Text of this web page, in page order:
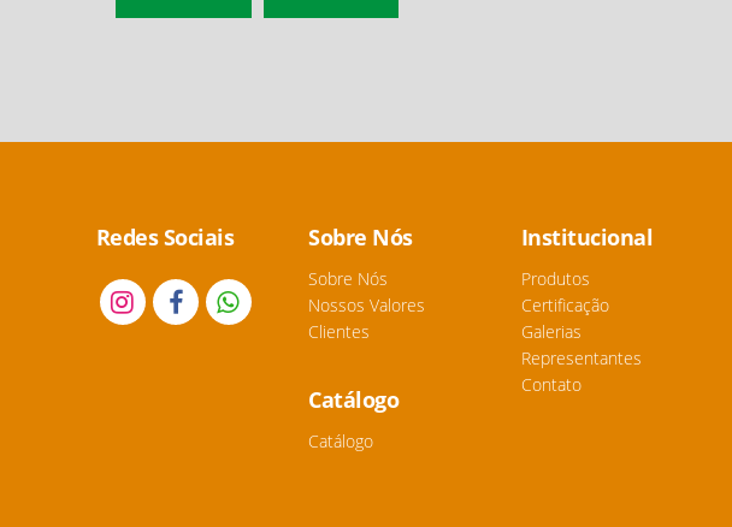
Redes Sociais Sobre Nós
Sobre Nós
Nossos Valores
Clientes
Catálogo
Catálogo
Institucional
Produtos
Certificação
Galerias
Representantes
Contato